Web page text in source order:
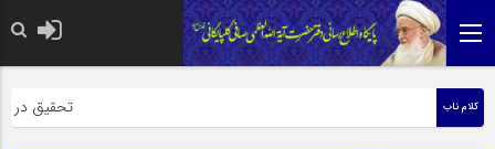
کلام ناب تحقیق در